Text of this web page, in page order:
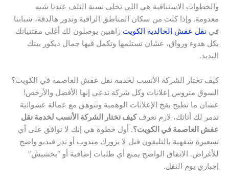
والخطوات الاستباقية هي اللي تخلي نسبة التلف عندنا شبه
معدومة. وإذا كنت من سكان المناطق الراقية وتدور هالدقة، شبابنا
في نقل عفش الخالدية الكويت زاهبين يوصلون لك أغلى مقتنياتك
بكل هدوء ورواق، عشان تستلمها وتكمل فيها جمال ديكور بيتك
اليديد.
كيف تختار الشركة الأنسب لخدمة نقل عفش العاصمة في الكويت؟
السوق متروس إعلانات وكل شركة تدعي إنها الأفضل والأرخص!
عشان ما تطيح بفخ الإعلانات الوهمية وتتوهق مع عمالة عشوائية
تدمر لك أثاثك، لازم تعرفكيف تختار الشركة الأنسب لخدمة نقل
عفش العاصمة في الكويت؟. أول خطوة هي إنك لا توافق على أي
تسعيرة شفهية بالتليفون قبل لا يزورك مندوب أو تدز فيديو واضح
للأغراض. الاتفاق الواضح يمنع أي طلبات إضافية أو “بخشيش”
إجباري يوم النقل.